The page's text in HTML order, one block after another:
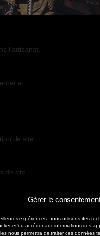
Gérer le consentement
expériences, nous utilisons des
et/ou accéder aux informations des
nous permettra de traiter des données
l’artisanat,
et
de site
de site
les